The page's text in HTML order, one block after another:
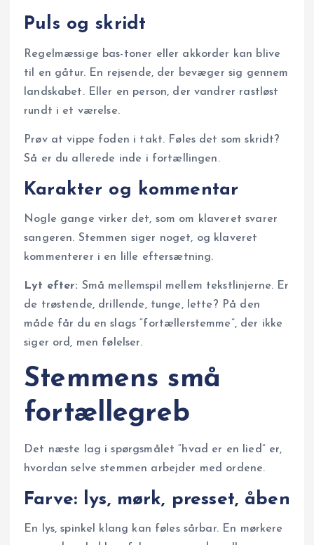
Puls og skridt
Regelmæssige bas-toner eller akkorder kan blive
til en gåtur. En rejsende, der bevæger sig gennem
landskabet. Eller en person, der vandrer rastløst
rundt i et værelse.
Prøv at vippe foden i takt. Føles det som skridt?
Så er du allerede inde i fortællingen.
Karakter og kommentar
Nogle gange virker det, som om klaveret svarer
sangeren. Stemmen siger noget, og klaveret
kommenterer i en lille eftersætning.
Lyt efter: Små mellemspil mellem tekstlinjerne. Er
de trøstende, drillende, tunge, lette? På den
måde får du en slags “fortællerstemme”, der ikke
siger ord, men følelser.
Stemmens små
fortællegreb
Det næste lag i spørgsmålet “hvad er en lied” er,
hvordan selve stemmen arbejder med ordene.
Farve: lys, mørk, presset, åben
En lys, spinkel klang kan føles sårbar. En mørkere